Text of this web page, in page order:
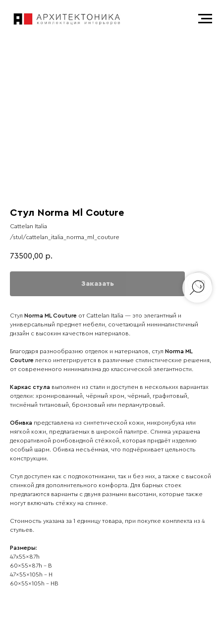
Стул Norma Ml Couture
Cattelan Italia
/stul/cattelan_italia_norma_ml_couture
73500,00 р.
Заказать
Стул Norma ML Couture от Cattelan Italia — это элегантный и
универсальный предмет мебели, сочетающий минималистичный
дизайн с высоким качеством материалов.
Благодаря разнообразию отделок и материалов, стул Norma ML
Couture легко интегрируется в различные стилистические решения,
от современного минимализма до классической элегантности.
Каркас стула выполнен из стали и доступен в нескольких вариантах
отделки: хромированный, чёрный хром, чёрный, графитовый,
тиснёный титановый, бронзовый или перламутровый.
Обивка представлена из синтетической кожи, микронубука или
мягкой кожи, предлагаемых в широкой палитре. Спинка украшена
декоративной ромбовидной стёжкой, которая придаёт изделию
особый шарм. Обивка несъёмная, что подчёркивает цельность
конструкции.
Стул доступен как с подлокотниками, так и без них, а также с высокой
спинкой для дополнительного комфорта. Для барных стоек
предлагаются варианты с двумя разными высотами, которые также
могут включать стёжку на спинке.
Стоимость указана за 1 единицу товара, при покупке комплекта из 4
стульев.
Размеры:
47x55x87h
60x55x87h - B
47x55x105h - H
60x55x105h - HB